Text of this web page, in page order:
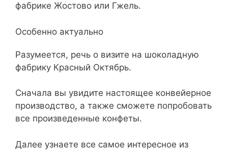
фабрике Жостово или Гжель.
Особенно актуально
Разумеется, речь о визите на шоколадную
фабрику Красный Октябрь.
Сначала вы увидите настоящее конвейерное
производство, а также сможете попробовать
все произведенные конфеты.
Далее узнаете все самое интересное из